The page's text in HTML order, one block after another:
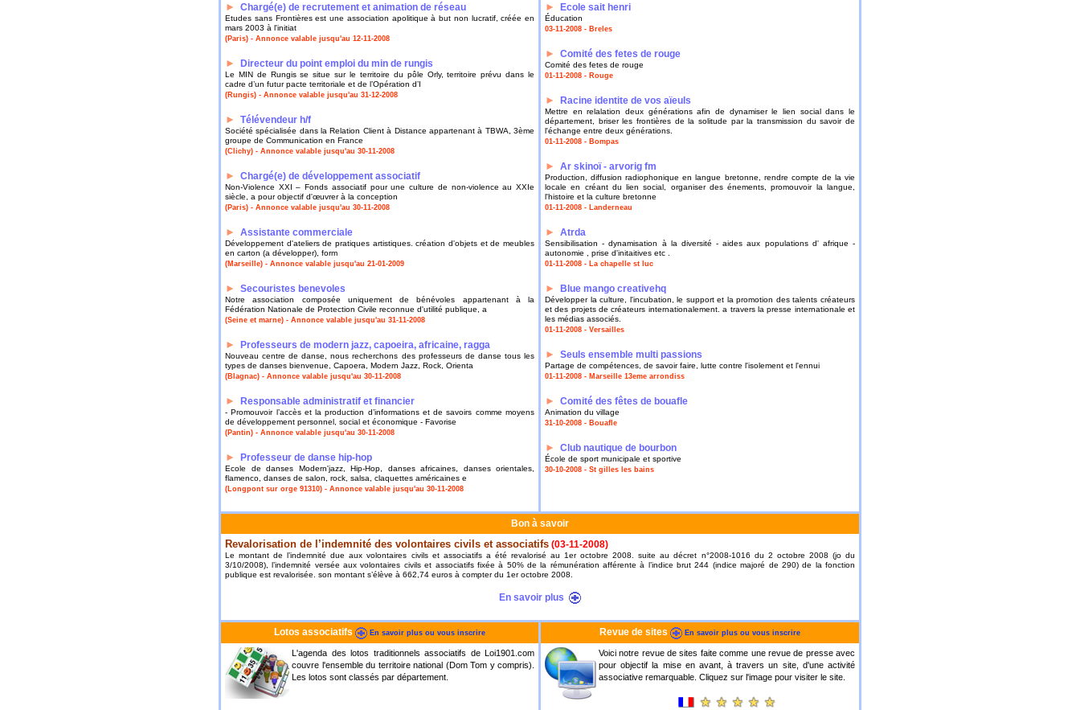
► Chargé(e) de recrutement et animation de réseau
Etudes sans Frontières est une association apolitique à but non lucratif, créée en
mars 2003 à l'initiat
(Paris) - Annonce valable jusqu'au 12-11-2008
► Directeur du point emploi du min de rungis
Le MIN de Rungis se situe sur le territoire du pôle Orly, territoire prévu dans le
cadre d’un futur pacte territoriale et de l’Opération d’I
(Rungis) - Annonce valable jusqu'au 31-12-2008
► Télévendeur h/f
Société spécialisée dans la Relation Client à Distance appartenant à TBWA, 3ème
groupe de Communication en France
(Clichy) - Annonce valable jusqu'au 30-11-2008
► Chargé(e) de développement associatif
Non-Violence XXI – Fonds associatif pour une culture de non-violence au XXIe
siècle, a pour objectif d'œuvrer à la conception
(Paris) - Annonce valable jusqu'au 30-11-2008
► Assistante commerciale
Développement d'ateliers de pratiques artistiques. création d'objets et de meubles
en carton (a développer), form
(Marseille) - Annonce valable jusqu'au 21-01-2009
► Secouristes benevoles
Notre association composée uniquement de bénévoles appartenant à la
Fédération Nationale de Protection Civile reconnue d'utilité publique, a
(Seine et marne) - Annonce valable jusqu'au 31-11-2008
► Professeurs de modern jazz, capoeira, africaine, ragga
Nouveau centre de danse, nous recherchons des professeurs de danse tous les
types de danses bienvenue, Capoera, Modern Jazz, Rock, Orienta
(Blagnac) - Annonce valable jusqu'au 30-11-2008
► Responsable administratif et financier
- Promouvoir l’accès et la production d’informations et de savoirs comme moyens
de développement personnel, social et économique - Favorise
(Pantin) - Annonce valable jusqu'au 30-11-2008
► Professeur de danse hip-hop
Ecole de danses Modern'jazz, Hip-Hop, danses africaines, danses orientales,
flamenco, danses de salon, rock, salsa, claquettes américaines e
(Longpont sur orge 91310) - Annonce valable jusqu'au 30-11-2008
► Ecole sait henri
Éducation
03-11-2008 - Breles
► Comité des fetes de rouge
Comité des fetes de rouge
01-11-2008 - Rouge
► Racine identite de vos aïeuls
Mettre en relalation deux générations afin de dynamiser le lien social dans le
département, briser les frontières de la solitude par la transmission du savoir de
l'échange entre deux générations.
01-11-2008 - Bompas
► Ar skinoï - arvorig fm
Production, diffusion radiophonique en langue bretonne, rendre compte de la vie
locale en créant du lien social, organiser des énements, promouvoir la langue,
l'histoire et la culture bretonne
01-11-2008 - Landerneau
► Atrda
Sensibilisation - dynamisation à la diversité - aides aux populations d' afrique -
autonomie , prise d'initaitives etc .
01-11-2008 - La chapelle st luc
► Blue mango creativehq
Développer la culture, l'incubation, le support et la promotion des talents créateurs
et des projets de créateurs internationalement. a travers la presse internationale et
les médias associés.
01-11-2008 - Versailles
► Seuls ensemble multi passions
Partage de compétences, de savoir faire, lutte contre l'isolement et l'ennui
01-11-2008 - Marseille 13eme arrondiss
► Comité des fêtes de bouafle
Animation du village
31-10-2008 - Bouafle
► Club nautique de bourbon
École de sport municipale et sportive
30-10-2008 - St gilles les bains
Bon à savoir
Revalorisation de l’indemnité des volontaires civils et associatifs (03-11-2008)
Le montant de l’indemnité due aux volontaires civils et associatifs a été revalorisé au 1er octobre 2008. suite au décret n°2008-1016 du 2 octobre 2008 (jo du
3/10/2008), l’indemnité versée aux volontaires civils et associatifs fixée à 50% de la rémunération afférente à l’indice brut 244 (indice majoré de 290) de la fonction
publique est revalorisée. son montant s’élève à 662,74 euros à compter du 1er octobre 2008.
En savoir plus
Lotos associatifs En savoir plus ou vous inscrire
L'agenda des lotos traditionnels associatifs de Loi1901.com
couvre l'ensemble du territoire national (Dom Tom y compris).
Les lotos sont classés par département.
Revue de sites En savoir plus ou vous inscrire
Voici notre revue de sites faite comme une revue de presse avec
pour objectif la mise en avant, à travers un site, d'une activité
associative remarquable. Cliquez sur l'image pour visiter le site.